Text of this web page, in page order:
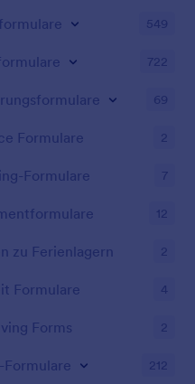
549
722
69
Formulare 2
Formulare 7
12
zu Ferienlagern 2
Formulare 4
Forms 2
Formulare 212